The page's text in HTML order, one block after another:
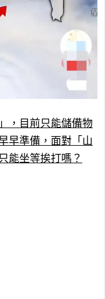
，目前只能儲備物
早準備，面對「山
能坐等挨打嗎？